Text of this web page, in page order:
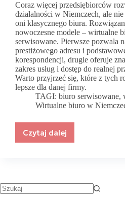
Coraz więcej przedsiębiorców
działalności w Niemczech, ale
oni klasycznego biura.
nowoczesne modele – wirtualne
serwisowane. Pierwsze pozwala
prestiżowego adresu i
korespondencji, drugie oferuje
zakres usług i dostęp do realnej
Warto przyjrzeć się, które z tych
lepsze dla danej firmy.
TAGI: biuro serwisowane,
Wirtualne biuro w
Czytaj dalej
Wirtualne
biuro
serwisowane